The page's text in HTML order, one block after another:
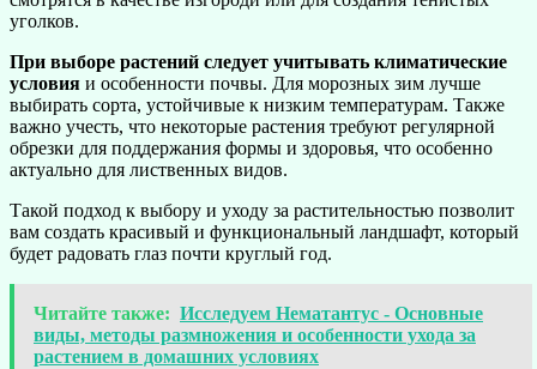
уголков.
При выборе растений следует учитывать климатические
условия и особенности почвы. Для морозных зим лучше
выбирать сорта, устойчивые к низким температурам. Также
важно учесть, что некоторые растения требуют регулярной
обрезки для поддержания формы и здоровья, что особенно
актуально для лиственных видов.
Такой подход к выбору и уходу за растительностью позволит
вам создать красивый и функциональный ландшафт, который
будет радовать глаз почти круглый год.
Читайте также: Исследуем Нематантус - Основные
виды, методы размножения и особенности ухода за
растением в домашних условиях